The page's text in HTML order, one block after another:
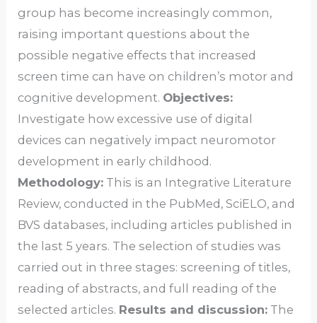
group has become increasingly common,
raising important questions about the
possible negative effects that increased
screen time can have on children’s motor and
cognitive development. Objectives:
Investigate how excessive use of digital
devices can negatively impact neuromotor
development in early childhood.
Methodology: This is an Integrative Literature
Review, conducted in the PubMed, SciELO, and
BVS databases, including articles published in
the last 5 years. The selection of studies was
carried out in three stages: screening of titles,
reading of abstracts, and full reading of the
selected articles. Results and discussion: The